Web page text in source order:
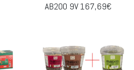
AB200 9V 167,69€